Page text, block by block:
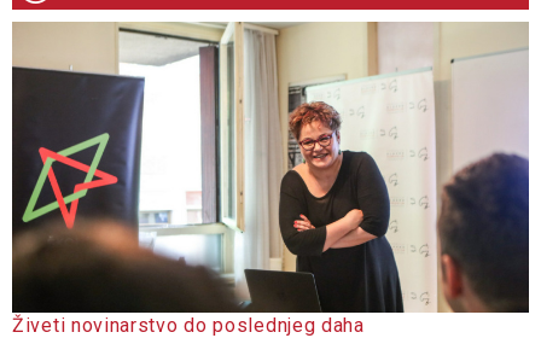
Živeti novinarstvo do poslednjeg daha